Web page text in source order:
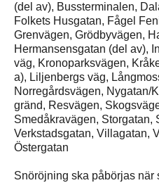
(del av), Bussterminalen,
Folkets Husgatan, Fågel
Grenvägen, Grödbyvägen,
Hermansensgatan (del av),
väg, Kronoparksvägen,
a), Liljenbergs väg,
Norregårdsvägen, Nygatan/
gränd, Resvägen,
Smedåkravägen, Storgatan,
Verkstadsgatan, Villagatan,
Östergatan
Snöröjning ska påbörjas när